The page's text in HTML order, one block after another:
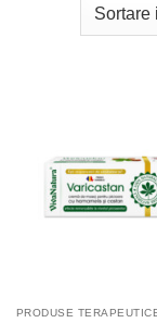
PRODUSE